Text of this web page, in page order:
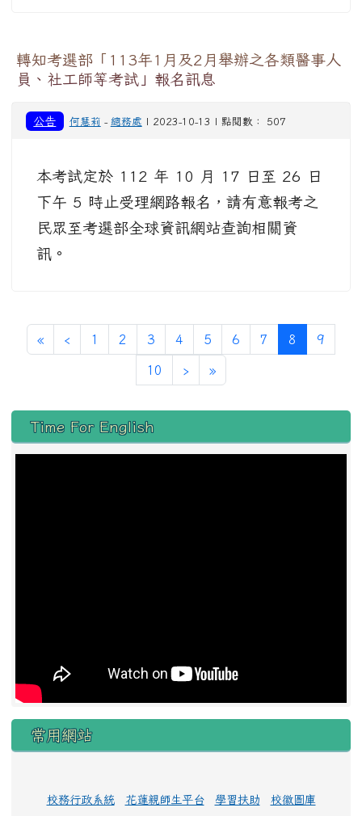
轉知考選部「113年1月及2月舉辦之各類醫事人
員、社工師等考試」報名訊息
公告 何慧莉 - 總務處 | 2023-10-13 | 點閱數： 507
本考試定於 112 年 10 月 17 日至 26 日
下午 5 時止受理網路報名，請有意報考之
民眾至考選部全球資訊網站查詢相關資
訊。
«第一頁
‹ 上一頁
1 2 3 4 5 6 7 8 (目前頁次)
9
10 ›下一頁
»最後頁
左邊區域內容
Time For English
常用網站
校務行政系統 花蓮親師生平台 學習扶助 校徽圖庫